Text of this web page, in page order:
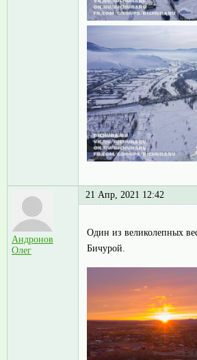
Андронов
Олег
21 Апр, 2021 12:42
Один из великолепных
Бичурой.